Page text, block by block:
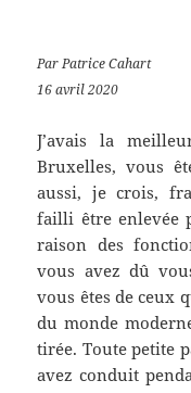
Par Patrice Cahart
16 avril 2020
J’avais la
Bruxelles, vous
aussi, je crois,
failli être enlevée
raison des
vous avez dû
vous êtes de ceux
du monde
tirée. Toute petite
avez conduit